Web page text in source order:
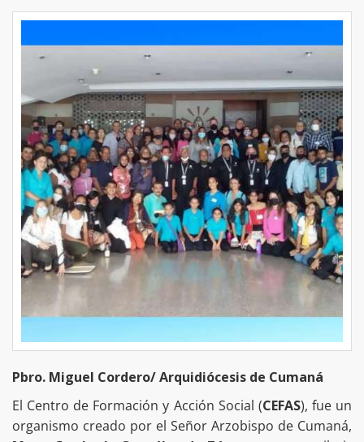
Pbro. Miguel Cordero/ Arquidiócesis de Cumaná
El Centro de Formación y Acción Social (CEFAS), fue un
organismo creado por el Señor Arzobispo de Cumaná,